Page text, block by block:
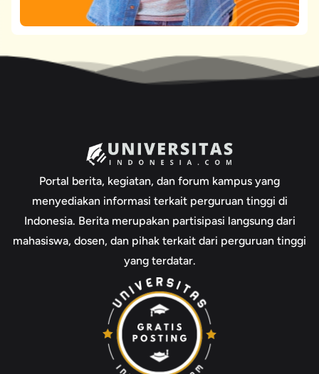
Portal berita, kegiatan, dan forum kampus yang
menyediakan informasi terkait perguruan tinggi di
Indonesia. Berita merupakan partisipasi langsung dari
mahasiswa, dosen, dan pihak terkait dari perguruan tinggi
yang terdatar.